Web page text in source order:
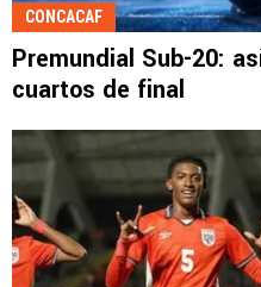
CONCACAF
Premundial Sub-20:
cuartos de final